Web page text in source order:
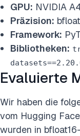
GPU: NVIDIA
Präzision:
Framework:
Bibliotheken:
Evaluierte
Wir haben die
vom Hugging
wurden in